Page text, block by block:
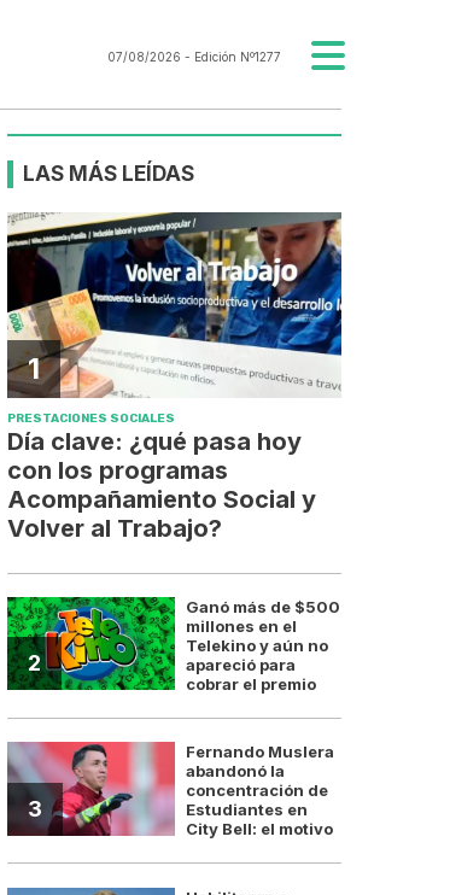
07/08/2026 - Edición Nº1277
LAS MÁS LEÍDAS
1
PRESTACIONES SOCIALES
Día clave: ¿qué pasa hoy
con los programas
Acompañamiento Social y
Volver al Trabajo?
2
Ganó más de $500
millones en el
Telekino y aún no
apareció para
cobrar el premio
3
Fernando Muslera
abandonó la
concentración de
Estudiantes en
City Bell: el motivo